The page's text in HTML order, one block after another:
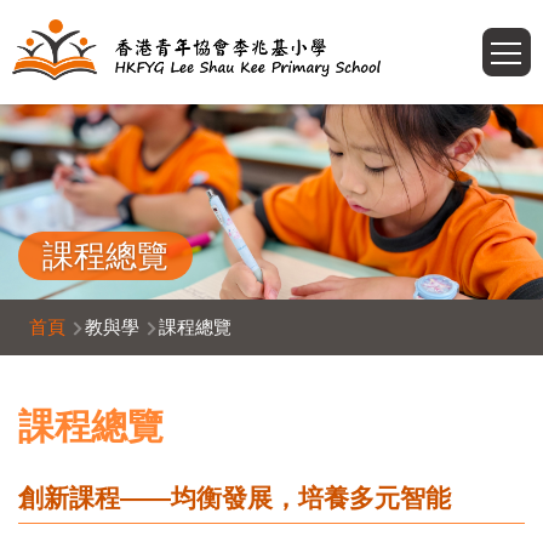
移至主內容
課程總覽
導
航
連
結
首頁 教與學 課程總覽
課程總覽
創新課程——均衡發展，培養多元智能